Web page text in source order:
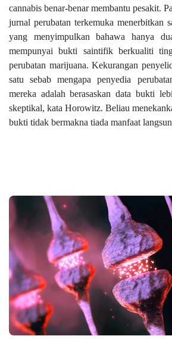
cannabis benar-benar membantu pesakit.
jurnal perubatan terkemuka menerbitkan
yang menyimpulkan bahawa hanya
mempunyai bukti saintifik berkualiti
perubatan marijuana. Kekurangan
satu sebab mengapa penyedia
mereka adalah berasaskan data bukti
skeptikal, kata Horowitz. Beliau
bukti tidak bermakna tiada manfaat